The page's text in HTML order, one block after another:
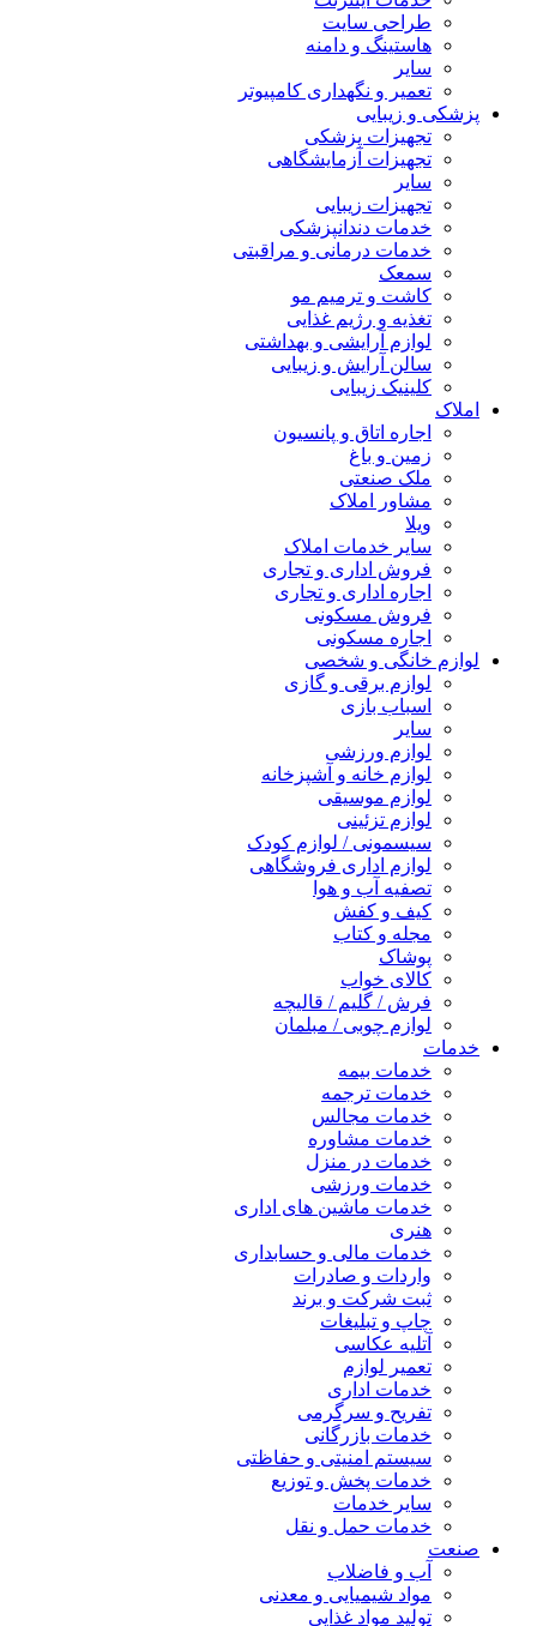
طراحی سایت
هاستینگ و دامنه
سایر
تعمیر و نگهداری کامپیوتر
پزشکی و زیبایی
تجهیزات پزشکی
تجهیزات آزمایشگاهی
سایر
تجهیزات زیبایی
خدمات دندانپزشکی
خدمات درمانی و مراقبتی
سمعک
کاشت و ترمیم مو
تغذیه و رژیم غذایی
لوازم آرایشی و بهداشتی
سالن آرایش و زیبایی
کلینیک زیبایی
املاک
اجاره اتاق و پانسیون
زمین و باغ
ملک صنعتی
مشاور املاک
ویلا
سایر خدمات املاک
فروش اداری و تجاری
اجاره اداری و تجاری
فروش مسکونی
اجاره مسکونی
لوازم خانگی و شخصی
لوازم برقی و گازی
اسباب بازی
سایر
لوازم ورزشی
لوازم خانه و آشپزخانه
لوازم موسیقی
لوازم تزئینی
سیسمونی / لوازم کودک
لوازم اداری فروشگاهی
تصفیه آب و هوا
کیف و کفش
مجله و کتاب
پوشاک
کالای خواب
فرش / گلیم / قالیچه
لوازم چوبی / مبلمان
خدمات
خدمات بیمه
خدمات ترجمه
خدمات مجالس
خدمات مشاوره
خدمات در منزل
خدمات ورزشی
خدمات ماشین های اداری
هنری
خدمات مالی و حسابداری
واردات و صادرات
ثبت شرکت و برند
چاپ و تبلیغات
آتلیه عکاسی
تعمیر لوازم
خدمات اداری
تفریح و سرگرمی
خدمات بازرگانی
سیستم امنیتی و حفاظتی
خدمات پخش و توزیع
سایر خدمات
خدمات حمل و نقل
صنعت
آب و فاضلاب
مواد شیمیایی و معدنی
تولید مواد غذایی